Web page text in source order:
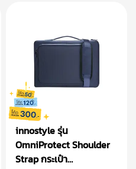
innostyle รุ่น
OmniProtect Shoulder
Strap กระเป๋า